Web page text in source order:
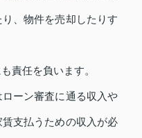
、物件を売却したりす
責任を負います。
ーン審査に通る収入や
支払うための収入が必